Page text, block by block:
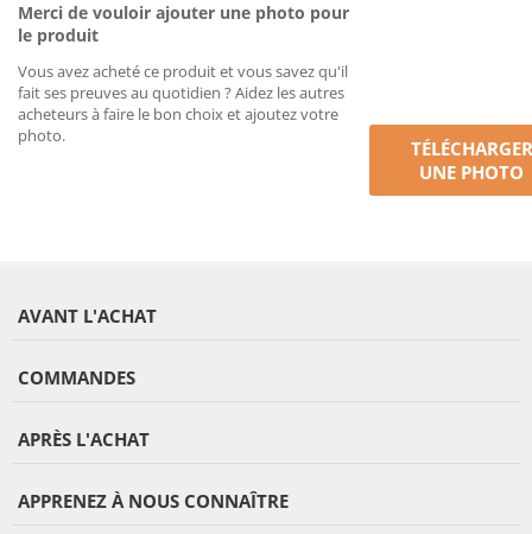
Merci de vouloir ajouter une photo pour
le produit
Vous avez acheté ce produit et vous savez qu'il
fait ses preuves au quotidien ? Aidez les autres
acheteurs à faire le bon choix et ajoutez votre
photo.
TÉLÉCHARGER
UNE PHOTO
AVANT L'ACHAT
COMMANDES
APRÈS L'ACHAT
APPRENEZ À NOUS CONNAÎTRE